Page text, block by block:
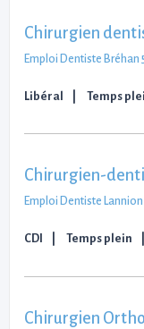
Chirurgien
Emploi Dentiste Bréhan
Libéral Temps
Chirurgien-
Emploi Dentiste
CDI Temps plein
Chirurgien